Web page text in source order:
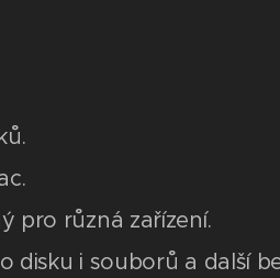
pro různá zařízení.
disku i souborů a další